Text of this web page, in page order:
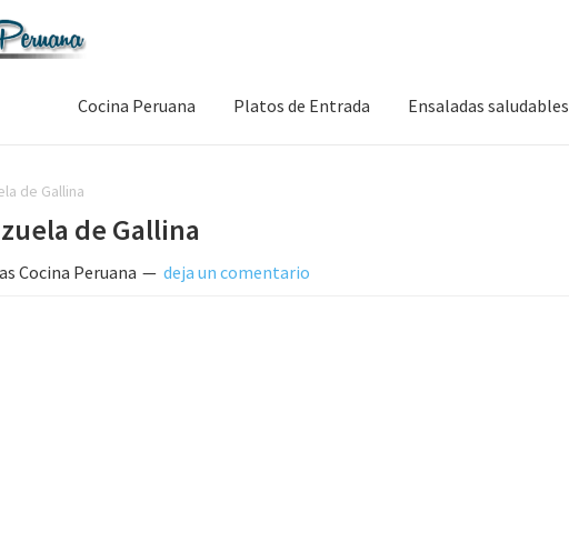
Cocina Peruana Platos de Entrada Ensaladas saludables
de Gallina
de Gallina
Cocina Peruana deja un comentario